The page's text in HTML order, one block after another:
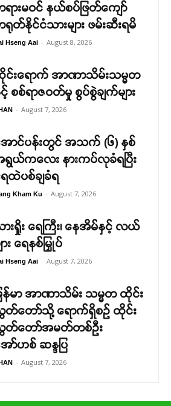
ားမဝင် နယ်စပ်ဖြတ်ကျော်
တ်နိုင်ငံသားများ ဖမ်းဆီးရမိ
Hseng Aai - August 8, 2026
းရောက် အာဏာသိမ်းသမ္မတ
စစ်ရာဇဝတ်မှု စွပ်စွဲချက်များ
- August 7, 2026
ာင်ပန်းတွင် အသက် (၆) နှစ်
ယ်ကလေး နားကပ်လုခံရပြီး
ထဲပစ်ချခံရ
Kham Ku - August 7, 2026
းရှိုး ရေကြီး၊ နေအိမ်နှင့် လယ်
ား ရေနစ်မြှုပ်
Hseng Aai - August 7, 2026
ြန်မာ အာဏာသိမ်း သမ္မတ ထိုင်း
တ်တော်သို့ ရောက်ရှိစဉ် ထိုင်း
တ်တော်အမတ်တစ်ဦး
ာ်ဟစ် ဆန္ဒပြ
- August 7, 2026